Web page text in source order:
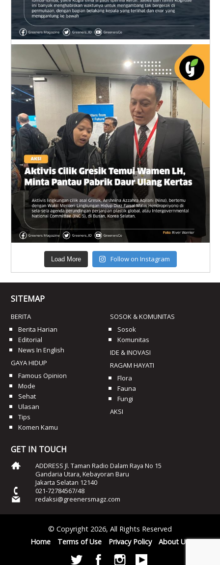
Load More Follow on Instagram
SITEMAP
BERITA
Berita Harian
Editorial
News In English
GAYA HIDUP
Famous Opinion
Mode
Sehat
Ulasan
Tips
Komen Kamu
SOSOK & KOMUNITAS
Sosok
Komunitas
IDE & INOVASI
RAGAM HAYATI
Flora
Fauna
Fungi
AKSI
GET IN TOUCH
ADDRESS Jl. Taman Radio Dalam Raya No 15
Gandaria Utara, Kebayoran Baru
Jakarta Selatan 12140
021-72784567/48
redaksi@greenersmagz.com
© Copyright 2026, All Rights Reserved
Home
Terms of Use Privacy Policy About Us